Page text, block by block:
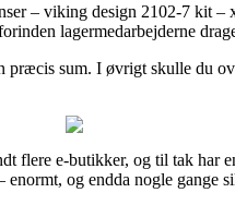
– viking design 2102-7 kit
lagermedarbejderne
sum. I øvrigt skulle du
flere e-butikker, og til tak
og endda nogle gange